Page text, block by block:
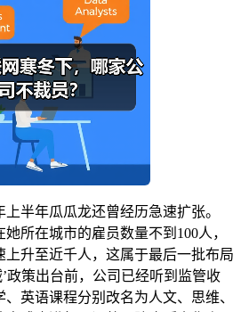
半年瓜瓜龙还曾经历急速扩张。
所在城市的雇员数量不到100人，
升至近千人，这属于最后一批布局
政策出台前，公司已经听到监管收
英语课程分别改名为人文、思维、